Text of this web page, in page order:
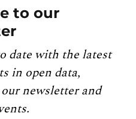
to our
date with the latest
in open data,
newsletter and